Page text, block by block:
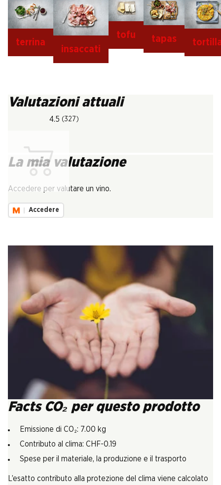
terrina
insaccati
tofu tapas
Valutazioni attuali
4.5 (327)
La mia valutazione
Accedere per valutare un vino.
Accedere
Facts CO₂ per questo prodotto
Emissione di CO₂: 7.00 kg
Contributo al clima: CHF-0.19
Spese per il materiale, la produzione e il trasporto
L’esatto contributo alla protezione del clima viene calcolato